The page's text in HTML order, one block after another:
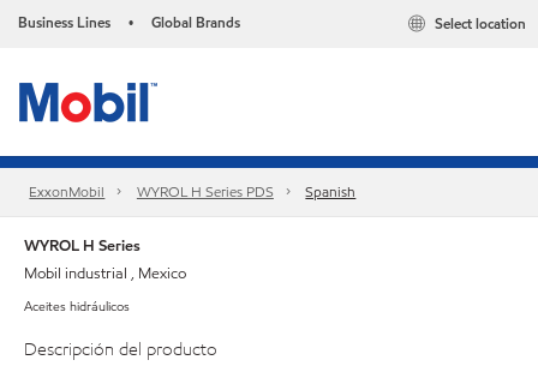
Business Lines • Global Brands Select location
ExxonMobil WYROL H Series PDS Spanish
WYROL H Series
Mobil industrial , Mexico
Aceites hidráulicos
Descripción del producto